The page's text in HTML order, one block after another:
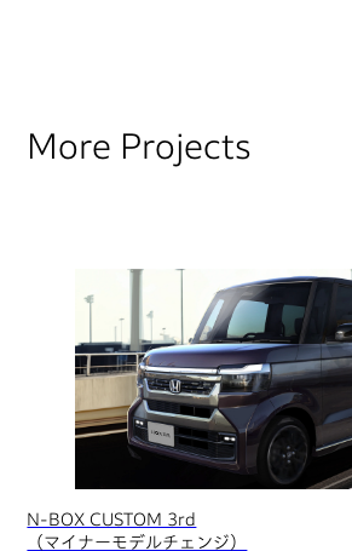
More Projects
N-BOX CUSTOM 3rd
（マイナーモデルチェンジ）